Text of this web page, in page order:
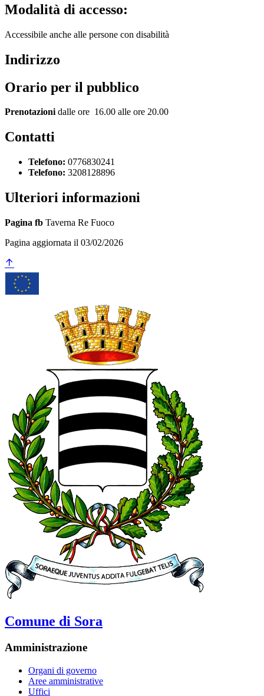
Modalità di accesso:
Accessibile anche alle persone con disabilità
Indirizzo
Orario per il pubblico
Prenotazionidalle ore 16.00 alle ore 20.00
Contatti
Telefono: 0776830241
Telefono: 3208128896
Ulteriori informazioni
Pagina fb Taverna Re Fuoco
Pagina aggiornata il 03/02/2026
Comune di Sora
Amministrazione
Organi di governo
Aree amministrative
Uffici